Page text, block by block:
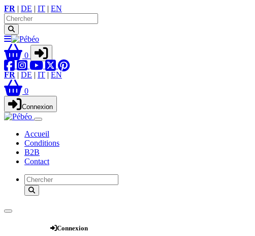
FR | DE | IT | EN
0
FR | DE | IT | EN
0
Connexion
Accueil
Conditions
B2B
Contact
Connexion